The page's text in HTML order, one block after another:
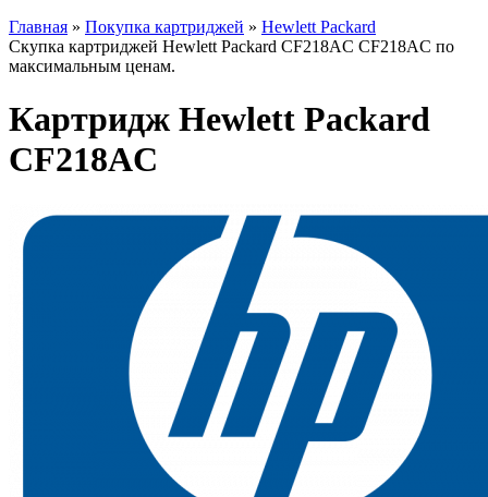
Главная » Покупка картриджей » Hewlett Packard
Скупка картриджей Hewlett Packard CF218AC CF218AC по
максимальным ценам.
Картридж Hewlett Packard
CF218AC